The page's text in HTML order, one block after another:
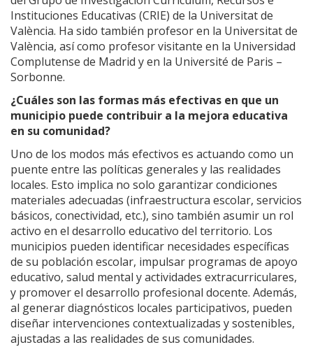
Instituciones Educativas (CRIE) de la Universitat de
València. Ha sido también profesor en la Universitat de
València, así como profesor visitante en la Universidad
Complutense de Madrid y en la Université de Paris –
Sorbonne.
¿Cuáles son las formas más efectivas en que un
municipio puede contribuir a la mejora educativa
en su comunidad?
Uno de los modos más efectivos es actuando como un
puente entre las políticas generales y las realidades
locales. Esto implica no solo garantizar condiciones
materiales adecuadas (infraestructura escolar, servicios
básicos, conectividad, etc.), sino también asumir un rol
activo en el desarrollo educativo del territorio. Los
municipios pueden identificar necesidades específicas
de su población escolar, impulsar programas de apoyo
educativo, salud mental y actividades extracurriculares,
y promover el desarrollo profesional docente. Además,
al generar diagnósticos locales participativos, pueden
diseñar intervenciones contextualizadas y sostenibles,
ajustadas a las realidades de sus comunidades.